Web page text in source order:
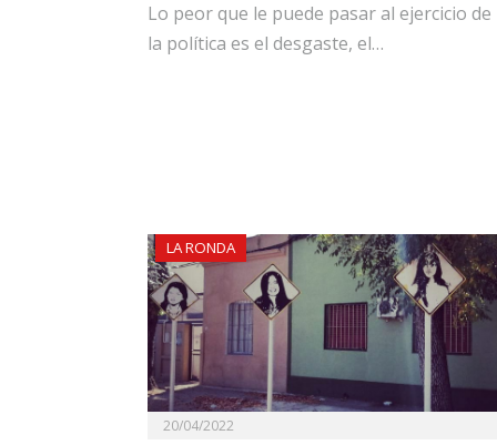
Lo peor que le puede pasar al ejercicio de
la política es el desgaste, el…
LA RONDA
20/04/2022